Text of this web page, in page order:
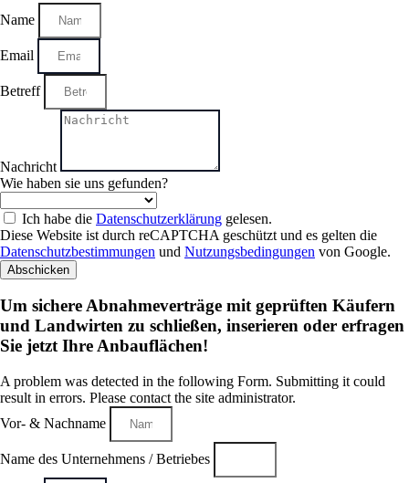
Name
Email
Betreff
Nachricht
Wie haben sie uns gefunden?
Ich habe die Datenschutzerklärung gelesen.
Diese Website ist durch reCAPTCHA geschützt und es gelten die
Datenschutzbestimmungen und Nutzungsbedingungen von Google.
Abschicken
Um sichere Abnahmeverträge mit geprüften Käufern
und Landwirten zu schließen, inserieren oder erfragen
Sie jetzt Ihre Anbauflächen!
A problem was detected in the following Form. Submitting it could
result in errors. Please contact the site administrator.
Vor- & Nachname
Name des Unternehmens / Betriebes